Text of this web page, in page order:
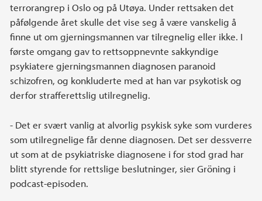
terrorangrep i Oslo og på Utøya. Under rettsaken det
påfølgende året skulle det vise seg å være vanskelig å
finne ut om gjerningsmannen var tilregnelig eller ikke. I
første omgang gav to rettsoppnevnte sakkyndige
psykiatere gjerningsmannen diagnosen paranoid
schizofren, og konkluderte med at han var psykotisk og
derfor strafferettslig utilregnelig.
- Det er svært vanlig at alvorlig psykisk syke som vurderes
som utilregnelige får denne diagnosen. Det ser dessverre
ut som at de psykiatriske diagnosene i for stod grad har
blitt styrende for rettslige beslutninger, sier Gröning i
podcast-episoden.